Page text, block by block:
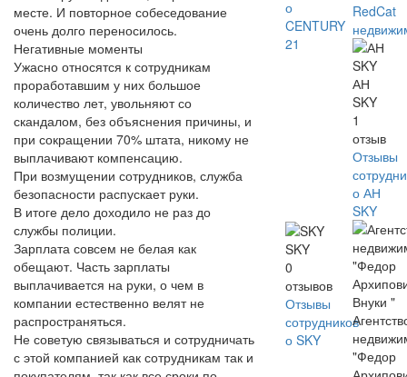
месте. И повторное собеседование
очень долго переносилось.
Негативные моменты
Ужасно относятся к сотрудникам
проработавшим у них большое
количество лет, увольняют со
скандалом, без объяснения причины, и
при сокращении 70% штата, никому не
выплачивают компенсацию.
При возмущении сотрудников, служба
безопасности распускает руки.
В итоге дело доходило не раз до
службы полиции.
Зарплата совсем не белая как
обещают. Часть зарплаты
выплачивается на руки, о чем в
компании естественно велят не
распространяться.
Не советую связываться и сотрудничать
с этой компанией как сотрудникам так и
о
CENTURY
21
RedCat
АН
SKY
1
отзыв
Отзывы
о АН
SKY
SKY
0
отзывов
Отзывы
сотрудников
о SKY
"Федор